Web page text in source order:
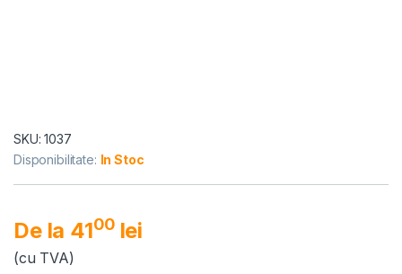
SKU: 1037
Disponibilitate: In Stoc
De la 4100 lei
(cu TVA)